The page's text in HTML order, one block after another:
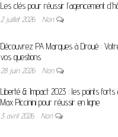
Les clés pour réussir l’agencement
2 juillet 2026 Non
Découvrez PA Marques à Droué :
vos questions
28 juin 2026 Non
Liberté & Impact 2023 : les points forts
Max Piccinini pour réussir en ligne
3 avril 2026 Non